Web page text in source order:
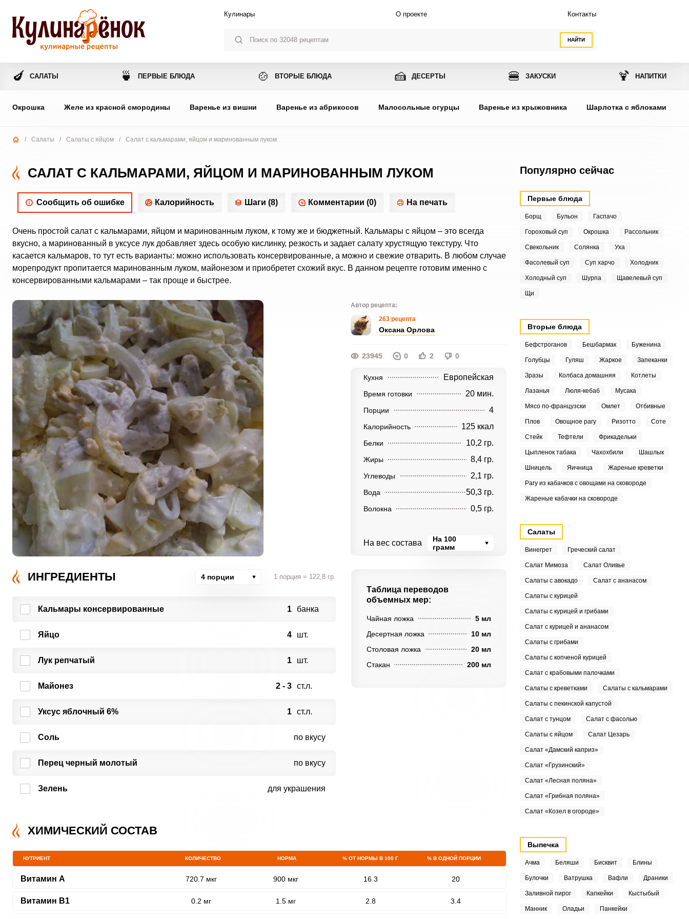
НАЙТИ
Кулинары О проекте Контакты
🍆 САЛАТЫ 🍵 ПЕРВЫЕ БЛЮДА 🍲 ВТОРЫЕ БЛЮДА 🍰 ДЕСЕРТЫ 🍔 ЗАКУСКИ 🍹 НАПИТКИ
Окрошка Желе из красной смородины Варенье из вишни Варенье из абрикосов Малосольные огурцы Варенье из крыжовника Шарлотка с яблоками
/ Салаты / Салаты с яйцом / Салат с кальмарами, яйцом и маринованным луком
САЛАТ С КАЛЬМАРАМИ, ЯЙЦОМ И МАРИНОВАННЫМ ЛУКОМ
Сообщить об ошибке Калорийность Шаги (8) Комментарии (0) На печать
Очень простой салат с кальмарами, яйцом и маринованным луком, к тому же и бюджетный. Кальмары с яйцом – это всегда
вкусно, а маринованный в уксусе лук добавляет здесь особую кислинку, резкость и задает салату хрустящую текстуру. Что
касается кальмаров, то тут есть варианты: можно использовать консервированные, а можно и свежие отварить. В любом случае
морепродукт пропитается маринованным луком, майонезом и приобретет схожий вкус. В данном рецепте готовим именно с
консервированными кальмарами – так проще и быстрее.
Автор рецепта:
263 рецепта
Оксана Орлова
23945 0 2 0
Кухня Европейская
Время готовки 20 мин.
Порции 4
Калорийность 125 ккал
Белки 10,2 гр.
Жиры 8,4 гр.
Углеводы 2,1 гр.
Вода 50,3 гр.
Волокна 0,5 гр.
На вес состава
На 100
грамм
ИНГРЕДИЕНТЫ 4 порции 1 порция = 122,8 гр.
Кальмары консервированные 1 банка
Яйцо 4 шт.
Лук репчатый 1 шт.
Майонез 2 - 3 ст.л.
Уксус яблочный 6% 1 ст.л.
Соль по вкусу
Перец черный молотый по вкусу
Зелень для украшения
Таблица переводов
объемных мер:
Чайная ложка
5 мл
Десертная ложка
10 мл
Столовая ложка
20 мл
Стакан
200 мл
ХИМИЧЕСКИЙ СОСТАВ
НУТРИЕНТ КОЛИЧЕСТВО НОРМА % ОТ НОРМЫ В 100 Г % В ОДНОЙ ПОРЦИИ
Витамин A 720.7 мкг 900 мкг 16.3 20
Витамин В1 0.2 мг 1.5 мг 2.8 3.4
Популярно сейчас
Первые блюда
Борщ Бульон Гаспачо
Гороховый суп Окрошка Рассольник
Свекольник Солянка Уха
Фасолевый суп Суп харчо Холодник
Холодный суп Шурпа Щавелевый суп
Щи
Вторые блюда
Бефстроганов Бешбармак Буженина
Голубцы Гуляш Жаркое Запеканки
Зразы Колбаса домашняя Котлеты
Лазанья Люля-кебаб Мусака
Мясо по-французски Омлет Отбивные
Плов Овощное рагу Ризотто Соте
Стейк Тефтели Фрикадельки
Цыпленок табака Чахохбили Шашлык
Шницель Яичница Жареные креветки
Рагу из кабачков с овощами на сковороде
Жареные кабачки на сковороде
Салаты
Винегрет Греческий салат
Салат Мимоза Салат Оливье
Салаты с авокадо Салат с ананасом
Салаты с курицей
Салаты с курицей и грибами
Салат с курицей и ананасом
Салаты с грибами
Салаты с копченой курицей
Салат с крабовыми палочками
Салаты с креветками Салаты с кальмарами
Салаты с пекинской капустой
Салат с тунцом Салат с фасолью
Салаты с яйцом Салат Цезарь
Салат «Дамский каприз»
Салат «Грузинский»
Салат «Лесная поляна»
Салат «Грибная поляна»
Салат «Козел в огороде»
Выпечка
Ачма Беляши Бисквит Блины
Булочки Ватрушка Вафли Драники
Заливной пирог Капкейки Кыстыбый
Манник Оладьи Панкейки